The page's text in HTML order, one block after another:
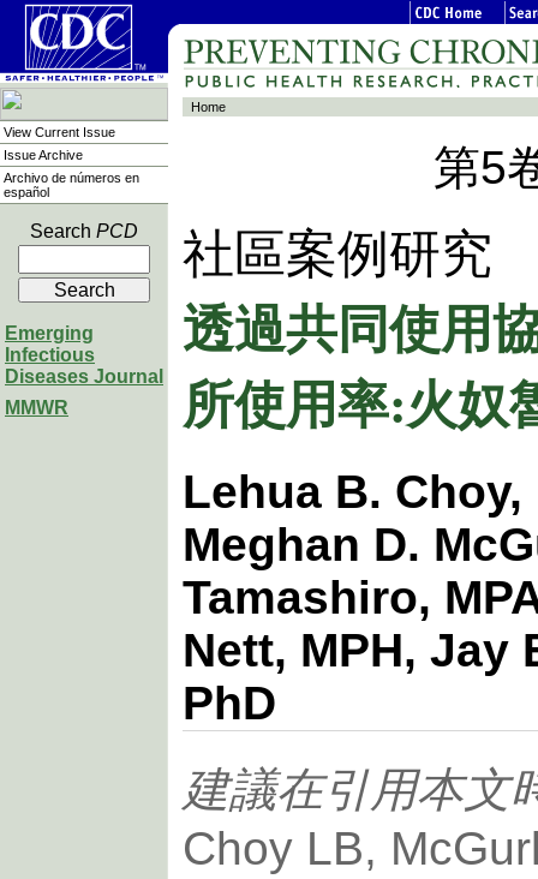
View Current Issue
Issue Archive
Archivo de números en
español
Search PCD
Emerging
Infectious
Diseases Journal
MMWR
Home
第5
社區案例研究
透過共同使用
所使用率:火奴
Lehua B. Choy,
Meghan D.
Tamashiro,
Nett, MPH, Jay
PhD
建議在引用本文
Choy LB,